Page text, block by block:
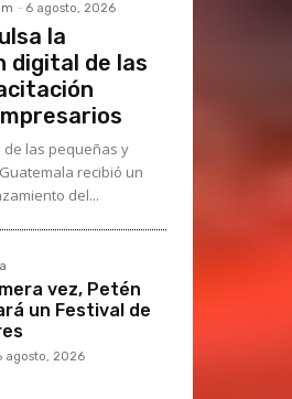
- 6 agosto, 2026
la
digital de las
de las pequeñas y
recibió un
del...
vez, Petén
un Festival de
agosto, 2026